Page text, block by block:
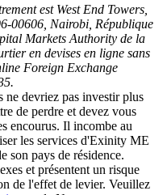
est West End Towers,
00606, Nairobi, République
Markets Authority de la
en devises en ligne sans
Foreign Exchange
ne devriez pas investir plus
de perdre et devez vous
encourus. Il incombe au
les services d'Exinity ME
son pays de résidence.
et présentent un risque
de l'effet de levier. Veuillez